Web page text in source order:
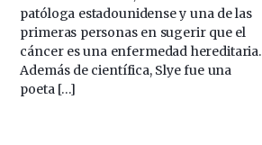
patóloga estadounidense y una de las
primeras personas en sugerir que el
cáncer es una enfermedad hereditaria.
Además de científica, Slye fue una
poeta […]